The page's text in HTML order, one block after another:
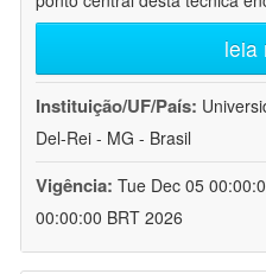
leia
Instituição/UF/País:
Del-Rei - MG - Brasil
Vigência: Tue Dec 05
00:00:00 BRT 2026